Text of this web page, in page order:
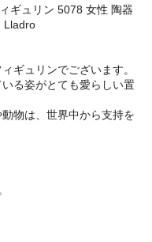
ギュリン 5078 女性 陶器
Lladro
ギュリンでございます。
る姿がとても愛らしい置
物は、世界中から支持を